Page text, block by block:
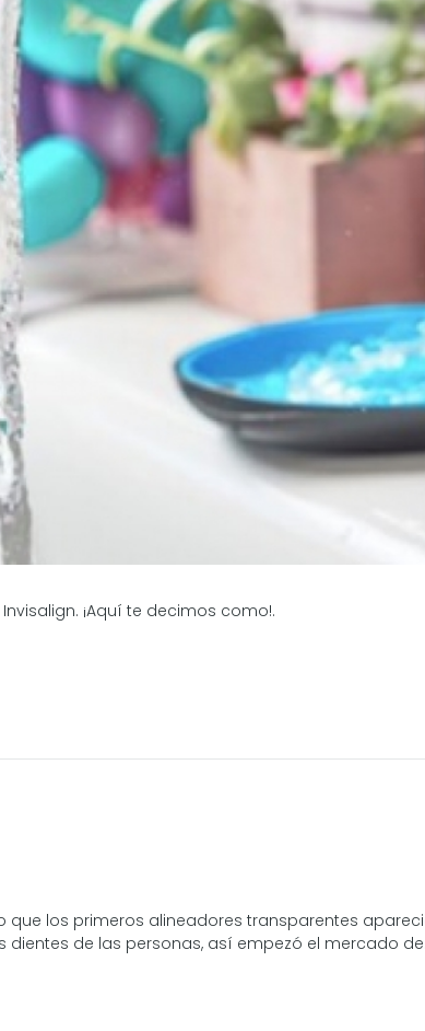
¡Aquí te decimos como!.
que los primeros alineadores transparentes
de las personas, así empezó el mercado